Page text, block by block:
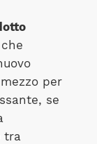
per
se
tra